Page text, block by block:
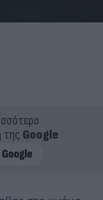
της Google